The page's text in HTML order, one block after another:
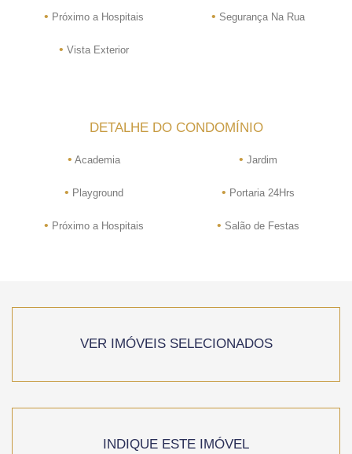
• Próximo a Hospitais • Segurança Na Rua
• Vista Exterior
DETALHE DO CONDOMÍNIO
• Academia • Jardim
• Playground • Portaria 24Hrs
• Próximo a Hospitais • Salão de Festas
VER IMÓVEIS SELECIONADOS
INDIQUE ESTE IMÓVEL